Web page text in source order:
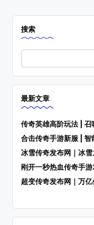
搜索
最新文章
传奇英雄高阶玩法 |
合击传奇手游新服 |
冰雪传奇发布网｜冰
刚开一秒热血传奇手
超变传奇发布网｜万